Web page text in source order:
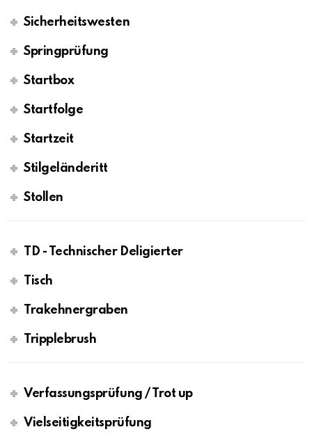
Sicherheitswesten
Springprüfung
Startbox
Startfolge
Startzeit
Stilgeländeritt
Stollen
TD - Technischer Deligierter
Tisch
Trakehnergraben
Tripplebrush
Verfassungsprüfung / Trot up
Vielseitigkeitsprüfung